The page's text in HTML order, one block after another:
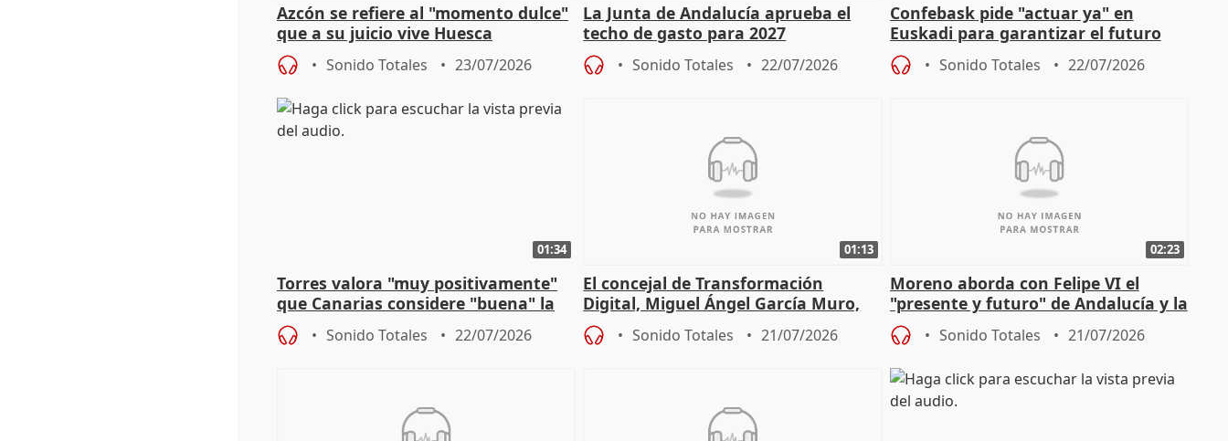
Azcón se refiere al "momento dulce"
que a su juicio vive Huesca
Sonido Totales 23/07/2026
La Junta de Andalucía aprueba el
techo de gasto para 2027
Sonido Totales 22/07/2026
Confebask pide "actuar ya" en
Euskadi para garantizar el futuro
con un pacto de país
Sonido Totales 22/07/2026
01:34
Torres valora "muy positivamente"
que Canarias considere "buena" la
propuesta del CPFF
Sonido Totales 22/07/2026
01:13
El concejal de Transformación
Digital, Miguel Ángel García Muro,
sobre la Ordenanza del Dato
Sonido Totales 21/07/2026
02:23
Moreno aborda con Felipe VI el
"presente y futuro" de Andalucía y la
preocupación por los incendios
Sonido Totales 21/07/2026